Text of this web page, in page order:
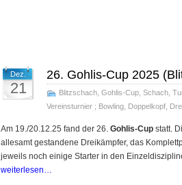
Dez.
21
26. Gohlis-Cup 2025
Blitzschach Gohlis-Cup Schach
Vereinsturnier ; Bowling Doppelkopf
Am 19./20.12.25 fand der 26. Gohlis-Cup statt.
allesamt gestandene Dreikämpfer, das
jeweils noch einige Starter in den
weiterlesen…